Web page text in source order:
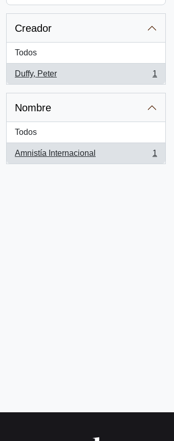
Creador
Todos
Duffy, Peter
, 1 resultados
1
Nombre
Todos
Amnistía Internacional
, 1 resultados
1